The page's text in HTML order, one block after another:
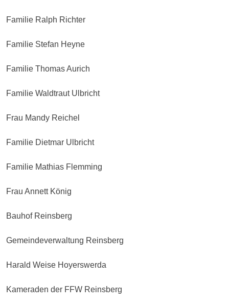
Familie Ralph Richter
Familie Stefan Heyne
Familie Thomas Aurich
Familie Waldtraut Ulbricht
Frau Mandy Reichel
Familie Dietmar Ulbricht
Familie Mathias Flemming
Frau Annett König
Bauhof Reinsberg
Gemeindeverwaltung Reinsberg
Harald Weise Hoyerswerda
Kameraden der FFW Reinsberg